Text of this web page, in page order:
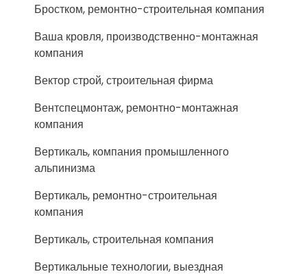
Бростком, ремонтно-строительная компания
Ваша кровля, производственно-монтажная
компания
Вектор строй, строительная фирма
Вентспецмонтаж, ремонтно-монтажная
компания
Вертикаль, компания промышленного
альпинизма
Вертикаль, ремонтно-строительная
компания
Вертикаль, строительная компания
Вертикальные технологии, выездная